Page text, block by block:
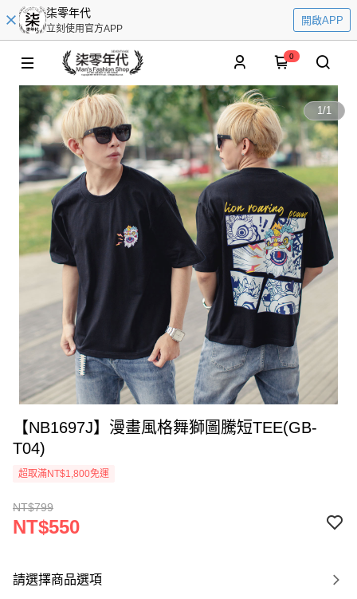
柒零年代
立刻使用官方APP
開啟APP
0
1/1
【NB1697J】漫畫風格舞獅圖騰短TEE(GB-
T04)
超取滿NT$1,800免運
NT$799
NT$550
請選擇商品選項